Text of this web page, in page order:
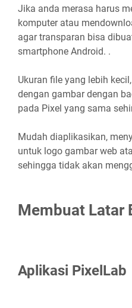
Jika anda merasa harus
komputer atau
agar transparan bisa
smartphone Android. .
Ukuran file yang lebih
dengan gambar dengan
pada Pixel yang sama
Mudah diaplikasikan,
untuk logo gambar web
sehingga tidak akan
Membuat Latar
Aplikasi PixelLab